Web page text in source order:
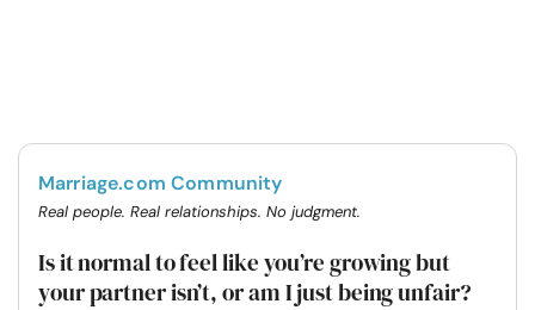
Marriage.com Community
Real people. Real relationships. No judgment.
Is it normal to feel like you’re growing but
your partner isn’t, or am I just being unfair?